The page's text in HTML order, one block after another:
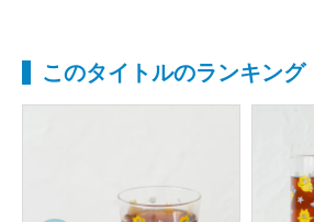
このタイトルのランキング